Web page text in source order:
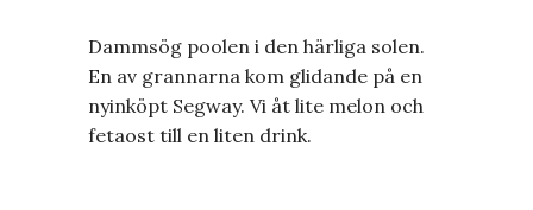
Dammsög poolen i den härliga solen.
En av grannarna kom glidande på en
nyinköpt Segway. Vi åt lite melon och
fetaost till en liten drink.